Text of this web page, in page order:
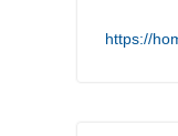
https://